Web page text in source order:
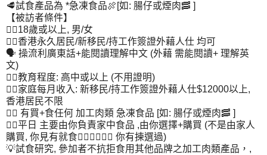
🥩試食產品為 *急凍食品🍖[如: 腸仔或煙肉🥓 ]
【被訪者條件】
👉🏻18歲或以上, 男/女
👉🏻香港永久居民/新移民/持工作簽證外藉人仕 均可
🗣️ 操流利廣東話+能閱讀理解中文 (外藉 需能閱讀+ 理解英
文)
👉🏻教育程度: 高中或以上 (不用證明)
👉🏻家庭每月收入: 新移民/持工作簽證外藉人仕$12000以上,
香港居民不限
👉🏻 有買+食任何 加工肉類 急凍食品 [如: 腸仔或煙肉🥓 ]
👉🏻平日 主要由你負責家中食品 ,由你選擇+購買 (不是由家人
購買, 你見有就食🙅🏻‍♀️🙅🏻‍♂️ 你有揀選過)
💡試食研究, 參加者不抗拒食用其他品牌之加工肉類產品，,